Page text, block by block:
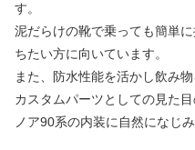
す。
泥だらけの靴で乗っても簡単
ちたい方に向いています。
また、防水性能を活かし飲み
カスタムパーツとしての見た
ノア90系の内装に自然になじみ